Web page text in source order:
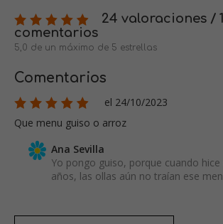
24 valoraciones /
comentarios
5,0 de un máximo de 5 estrellas
Comentarios
el 24/10/2023
Que menu guiso o arroz
Ana Sevilla
Yo pongo guiso, porque cuando
años, las ollas aún no traían ese